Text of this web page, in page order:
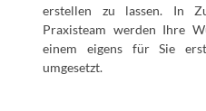
erstellen zu lassen. In
Praxisteam werden Ihre
einem eigens für Sie
umgesetzt.